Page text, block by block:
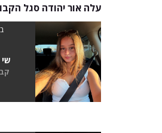
עלה אור יהודה סגל